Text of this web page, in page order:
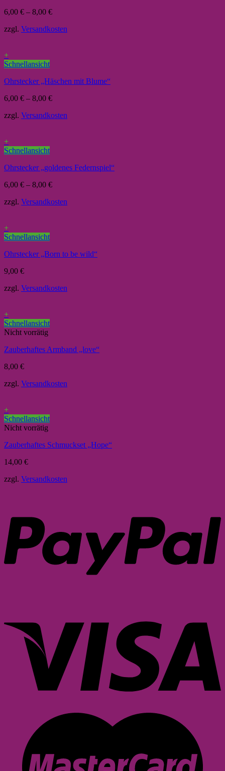
6,00 € – 8,00 €
zzgl. Versandkosten
+
Schnellansicht
Ohrstecker „Häschen mit Blume“
6,00 € – 8,00 €
zzgl. Versandkosten
+
Schnellansicht
Ohrstecker „goldenes Federnspiel“
6,00 € – 8,00 €
zzgl. Versandkosten
+
Schnellansicht
Ohrstecker „Born to be wild“
9,00 €
zzgl. Versandkosten
+
Schnellansicht
Nicht vorrätig
Zauberhaftes Armband „love“
8,00 €
zzgl. Versandkosten
+
Schnellansicht
Nicht vorrätig
Zauberhaftes Schmuckset „Hope“
14,00 €
zzgl. Versandkosten